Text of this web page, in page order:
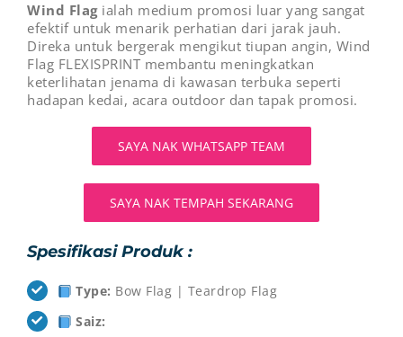
Wind Flagialah medium promosi luar yang sangat
efektif untuk menarik perhatian dari jarak jauh.
Direka untuk bergerak mengikut tiupan angin, Wind
Flag FLEXISPRINT membantu meningkatkan
keterlihatan jenama di kawasan terbuka seperti
hadapan kedai, acara outdoor dan tapak promosi.
SAYA NAK WHATSAPP TEAM
SAYA NAK TEMPAH SEKARANG
Spesifikasi Produk :
Type: Bow Flag | Teardrop Flag
Saiz: